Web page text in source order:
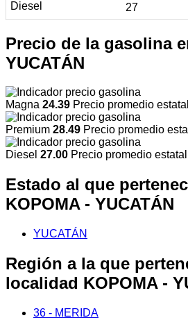
27
Precio de la gasolina
YUCATÁN
Magna 24.39 Precio promedio estatal
Premium 28.49 Precio promedio
Diesel 27.00 Precio promedio estatal
Estado al que
KOPOMA - YUCATÁN
YUCATÁN
Región a la que
localidad KOPOMA -
36 - MERIDA